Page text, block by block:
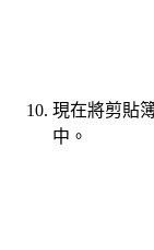
現在將剪貼
中。